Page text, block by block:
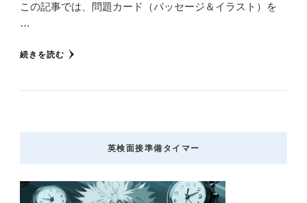
この記事では、問題カード（パッセージ＆イラスト）を
…
続きを読む
英検面接準備タイマー